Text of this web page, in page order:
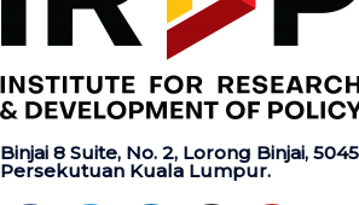
Binjai 8 Suite, No. 2, Lorong Binjai,
Persekutuan Kuala Lumpur.